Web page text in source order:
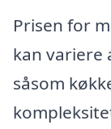
Prisen for
kan
såsom